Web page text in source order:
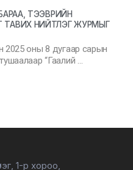
ТЭЭВРИЙН
ТАВИХ НИЙТЛЭГ ЖУРМЫГ
2025 оны 8 дугаар сарын
“Гаалий …
1-р хороо,